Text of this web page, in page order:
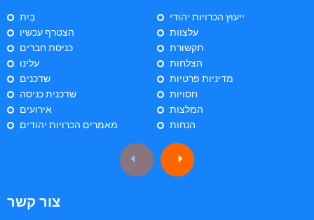
בַּיִת
הצטרף עכשיו
כניסת חברים
עלינו
שדכנים
שדכנית כניסה
אירועים
מאמרים הכרויות יהודים
ייעוץ הכרויות יהודי
עלצוות
תקשורת
הצלחות
מדיניות פרטיות
חסויות
המלצות
הנחות
צור קשר